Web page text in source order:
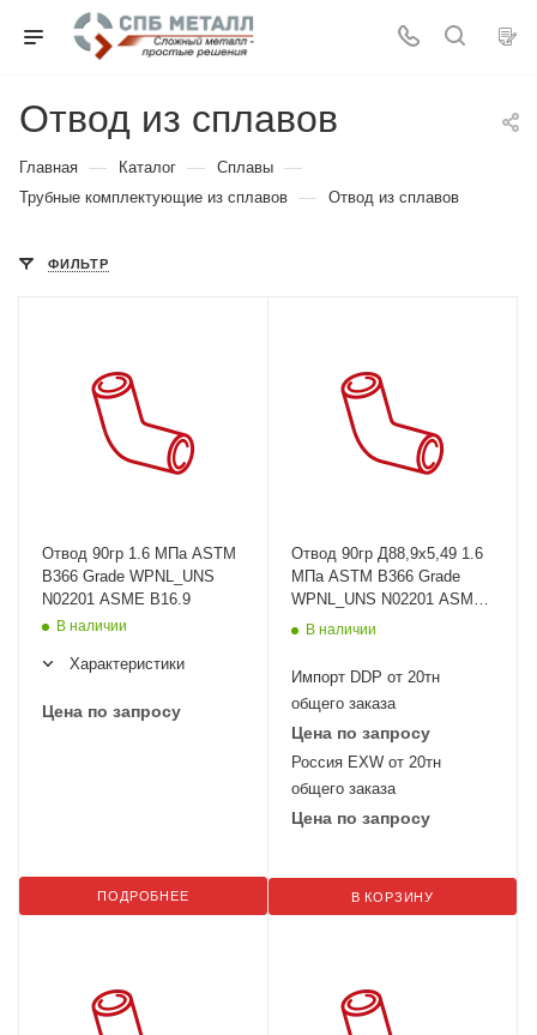
Отвод из сплавов
Главная — Каталог — Сплавы —
Трубные комплектующие из сплавов — Отвод из сплавов
ФИЛЬТР
Отвод 90гр 1.6 МПа ASTM
B366 Grade WPNL_UNS
N02201 ASME B16.9
В наличии
Характеристики
Цена по запросу
ПОДРОБНЕЕ
Отвод 90гр Д88,9х5,49 1.6
МПа ASTM B366 Grade
WPNL_UNS N02201 ASME
B16.9
В наличии
Импорт DDP от 20тн
общего заказа
Цена по запросу
Россия EXW от 20тн
общего заказа
Цена по запросу
В КОРЗИНУ